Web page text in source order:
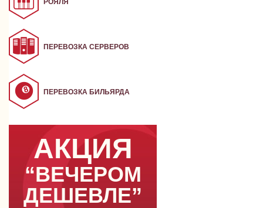
ПЕРЕВОЗКА СЕРВЕРОВ
ПЕРЕВОЗКА БИЛЬЯРДА
АКЦИЯ
“ВЕЧЕРОМ
ДЕШЕВЛЕ”